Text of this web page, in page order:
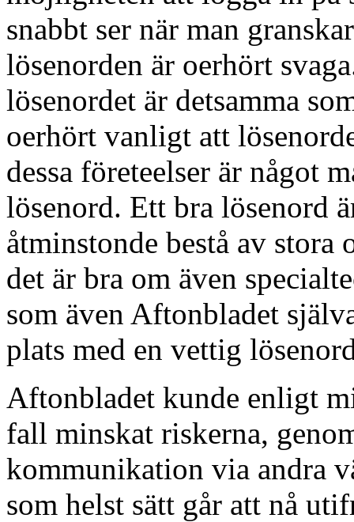
snabbt ser när man
lösenorden är oerhört
lösenordet är detsamma
oerhört vanligt att
dessa företeelser är något
lösenord. Ett bra lösenord
åtminstonde bestå av stora
det är bra om även
som även Aftonbladet
plats med en vettig
Aftonbladet kunde enligt
fall minskat riskerna,
kommunikation via andra
som helst sätt går att nå